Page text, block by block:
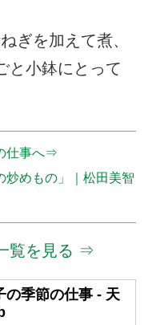
ぎを加えて煮、
と小鉢にとって
仕事へ⇒
炒めもの」｜松田美智
覧を見る ⇒
の季節の仕事 - 天